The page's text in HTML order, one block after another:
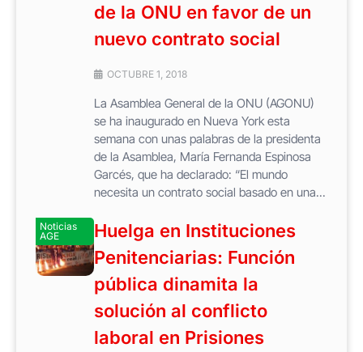
de la ONU en favor de un
nuevo contrato social
OCTUBRE 1, 2018
La Asamblea General de la ONU (AGONU)
se ha inaugurado en Nueva York esta
semana con unas palabras de la presidenta
de la Asamblea, María Fernanda Espinosa
Garcés, que ha declarado: “El mundo
necesita un contrato social basado en una...
Noticias
AGE
Huelga en Instituciones
Penitenciarias: Función
pública dinamita la
solución al conflicto
laboral en Prisiones